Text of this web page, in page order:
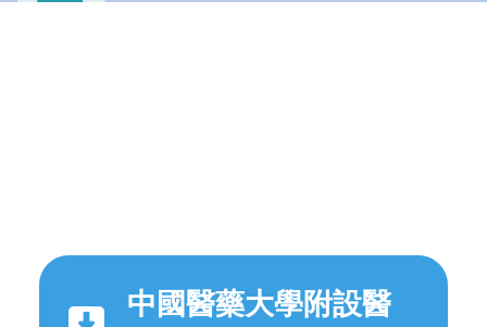
中國醫藥大學附設醫